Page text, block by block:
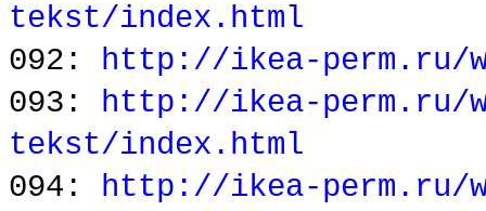
tekst/index.html
092: http://ikea-perm.ru/
093: http://ikea-perm.ru/
tekst/index.html
094: http://ikea-